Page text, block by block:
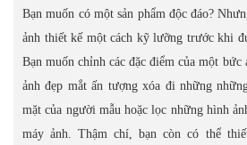
Bạn muốn có một sản phẩm độc đáo?
ảnh thiết kế một cách kỹ lưỡng trước khi
Bạn muốn chỉnh các đặc điểm của một bức
ảnh đẹp mắt ấn tượng xóa đi những
mặt của người mẫu hoặc lọc những hình
máy ảnh. Thậm chí, bạn còn có thể